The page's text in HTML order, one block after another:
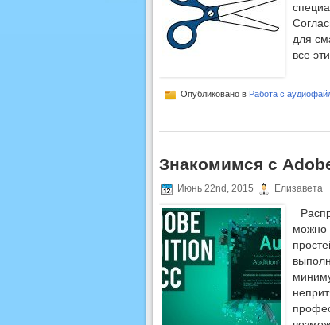
для
все
Опубликовано в Работа с
Знакомимся с
Июнь 22nd, 2015 Елизавета
можно